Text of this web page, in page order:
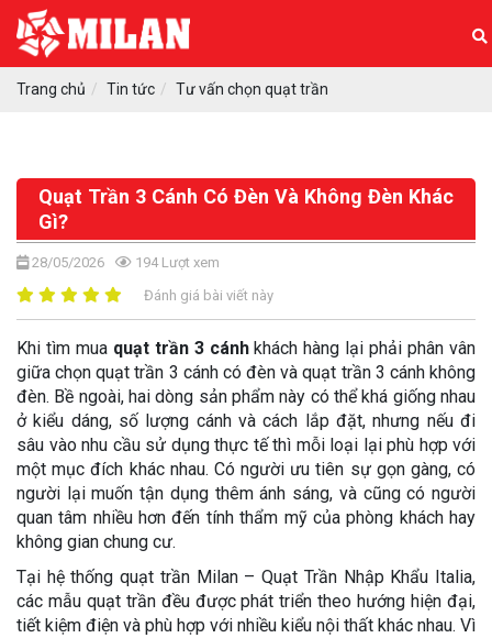
Trang chủ Tin tức Tư vấn chọn quạt trần
Quạt Trần 3 Cánh Có Đèn Và Không Đèn Khác
Gì?
28/05/2026 194 Lượt xem
Đánh giá bài viết này
Khi tìm mua quạt trần 3 cánhkhách hàng lại phải phân vân
giữa chọn quạt trần 3 cánh có đèn và quạt trần 3 cánh không
đèn. Bề ngoài, hai dòng sản phẩm này có thể khá giống nhau
ở kiểu dáng, số lượng cánh và cách lắp đặt, nhưng nếu đi
sâu vào nhu cầu sử dụng thực tế thì mỗi loại lại phù hợp với
một mục đích khác nhau. Có người ưu tiên sự gọn gàng, có
người lại muốn tận dụng thêm ánh sáng, và cũng có người
quan tâm nhiều hơn đến tính thẩm mỹ của phòng khách hay
không gian chung cư.
Tại hệ thống quạt trần Milan – Quạt Trần Nhập Khẩu Italia,
các mẫu quạt trần đều được phát triển theo hướng hiện đại,
tiết kiệm điện và phù hợp với nhiều kiểu nội thất khác nhau. Vì